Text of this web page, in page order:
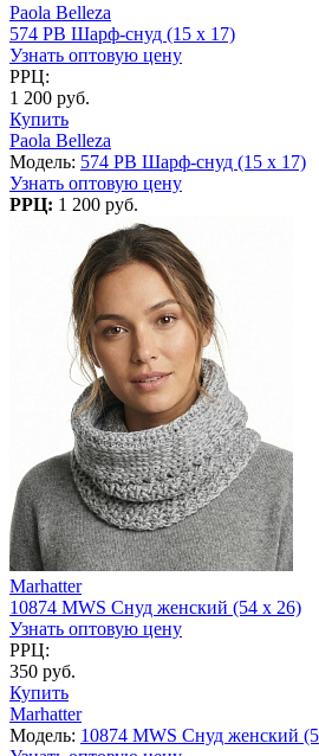
Paola Belleza
574 PB Шарф-снуд (15 x 17)
Узнать оптовую цену
РРЦ:
1 200 руб.
Купить
Paola Belleza
Модель: 574 PB Шарф-снуд (15 x 17)
Узнать оптовую цену
РРЦ: 1 200 руб.
Marhatter
10874 MWS Снуд женский (54 х 26)
Узнать оптовую цену
РРЦ:
350 руб.
Купить
Marhatter
Модель: 10874 MWS Снуд женский